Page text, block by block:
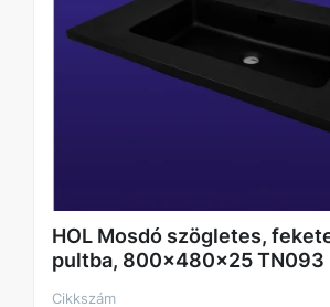
HOL Mosdó szögletes,
pultba, 800x480x25 TN093
Cikkszám